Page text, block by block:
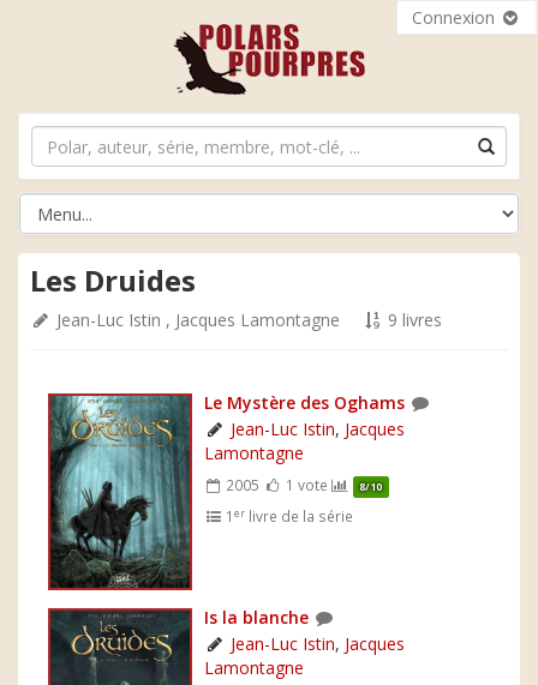
Connexion
Les Druides
Jean-Luc Istin , Jacques Lamontagne 9 livres
Le Mystère des Oghams
Jean-Luc Istin, Jacques
Lamontagne
2005 1 vote 8/10
1er livre de la série
Is la blanche
Jean-Luc Istin, Jacques
Lamontagne